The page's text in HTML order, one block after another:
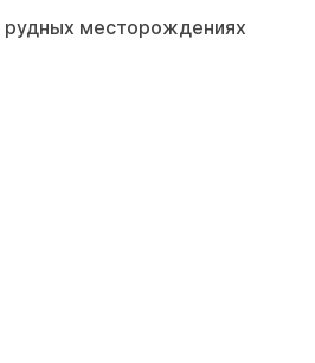
рудных месторождениях